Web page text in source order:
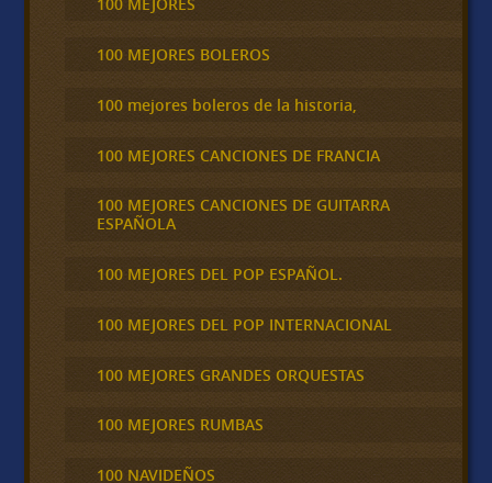
100 MEJORES BOLEROS
100 mejores boleros de la historia,
100 MEJORES CANCIONES DE FRANCIA
100 MEJORES CANCIONES DE GUITARRA
ESPAÑOLA
100 MEJORES DEL POP ESPAÑOL.
100 MEJORES DEL POP INTERNACIONAL
100 MEJORES GRANDES ORQUESTAS
100 MEJORES RUMBAS
100 NAVIDEÑOS